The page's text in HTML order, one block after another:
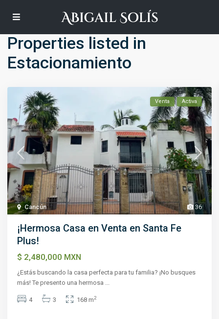
Properties listed in
Estacionamiento
36
Cancún
Venta Activa
¡Hermosa Casa en Venta en Santa Fe
Plus!
$ 2,480,000 MXN
¿Estás buscando la casa perfecta para tu familia? ¡No busques
más! Te presento una hermosa ...
4 3 168 m2